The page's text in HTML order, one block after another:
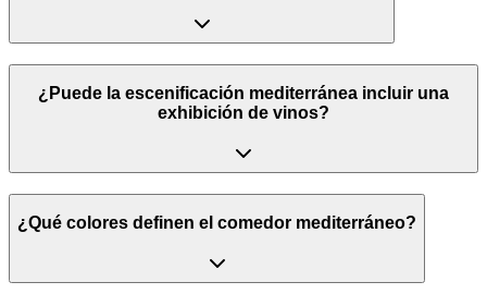
¿Puede la escenificación mediterránea incluir una
exhibición de vinos?
¿Qué colores definen el comedor mediterráneo?